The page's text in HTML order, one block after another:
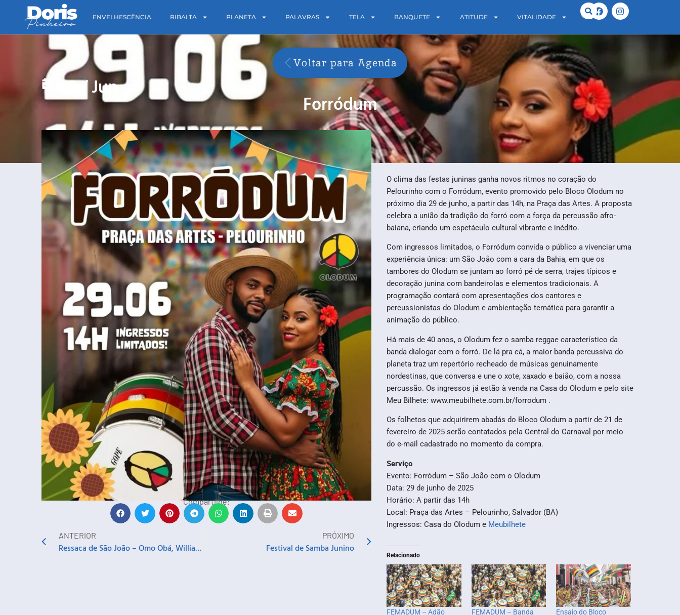
ENVELHESCÊNCIA RIBALTA PLANETA PALAVRAS TELA BANQUETE ATITUDE VITALIDADE
Voltar para Agenda
29/Jun
Forródum
Compartilhe:
ANTERIOR
Ressaca de São João – Omo Obá, Willian Sean e Dani Moreno
PRÓXIMO
Festival de Samba Junino
O clima das festas juninas ganha novos ritmos no coração do
Pelourinho com o Forródum, evento promovido pelo Bloco Olodum no
próximo dia 29 de junho, a partir das 14h, na Praça das Artes. A proposta
celebra a união da tradição do forró com a força da percussão afro-
baiana, criando um espetáculo cultural vibrante e inédito.
Com ingressos limitados, o Forródum convida o público a vivenciar uma
experiência única: um São João com a cara da Bahia, em que os
tambores do Olodum se juntam ao forró pé de serra, trajes típicos e
decoração junina com bandeirolas e elementos tradicionais. A
programação contará com apresentações dos cantores e
percussionistas do Olodum e ambientação temática para garantir a
animação do público.
Há mais de 40 anos, o Olodum fez o samba reggae característico da
banda dialogar com o forró. De lá pra cá, a maior banda percussiva do
planeta traz um repertório recheado de músicas genuinamente
nordestinas, que conversa e une o xote, xaxado e baião, com a nossa
percussão. Os ingressos já estão à venda na Casa do Olodum e pelo site
Meu Bilhete: www.meubilhete.com.br/forrodum .
Os folhetos que adquirirem abadás do Bloco Olodum a partir de 21 de
fevereiro de 2025 serão contatados pela Central do Carnaval por meio
do e-mail cadastrado no momento da compra.
Serviço
Evento: Forródum – São João com o Olodum
Data: 29 de junho de 2025
Horário: A partir das 14h
Local: Praça das Artes – Pelourinho, Salvador (BA)
Ingressos: Casa do Olodum e Meubilhete
Relacionado
FEMADUM – Adão
FEMADUM – Banda
Ensaio do Bloco